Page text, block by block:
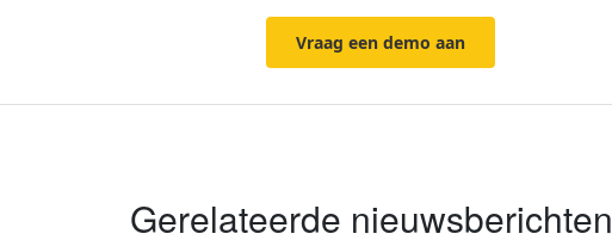
Vraag een demo aan
Gerelateerde nieuwsberichten